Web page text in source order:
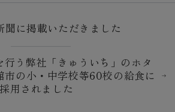
聞に掲載いただきました
う弊社「きゅういち」のホタ
市の小・中学校等60校の給食に
採用されました